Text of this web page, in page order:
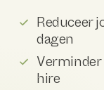
Reduceer
dagen
hire